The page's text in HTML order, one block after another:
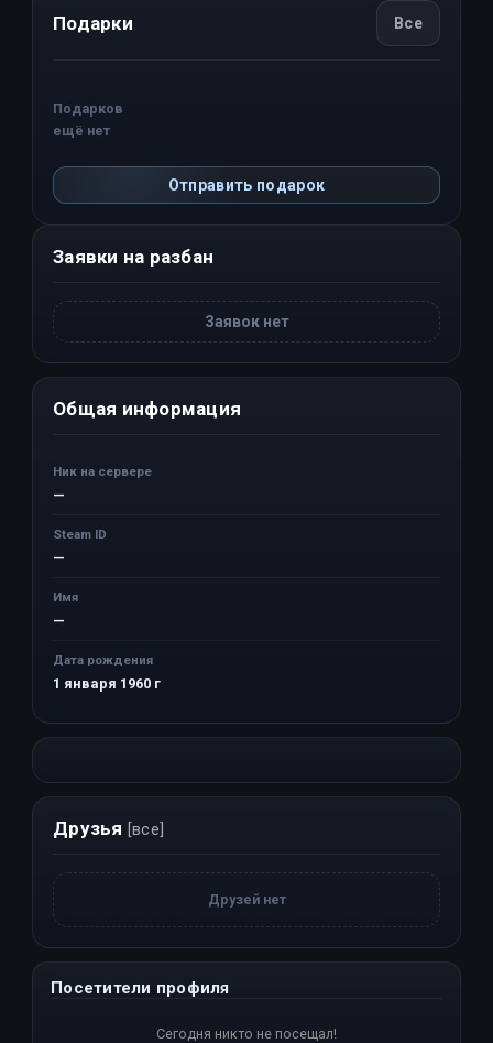
Подарки Все
Подарков
ещё нет
Отправить подарок
Заявки на разбан
Заявок нет
Общая информация
Ник на сервере
—
Steam ID
—
Имя
—
Дата рождения
1 января 1960 г
Друзья [все]
Друзей нет
Посетители профиля
Сегодня никто не посещал!